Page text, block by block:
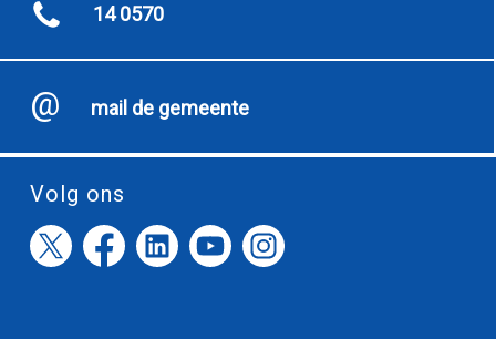
14 0570
mail de gemeente
Volg ons